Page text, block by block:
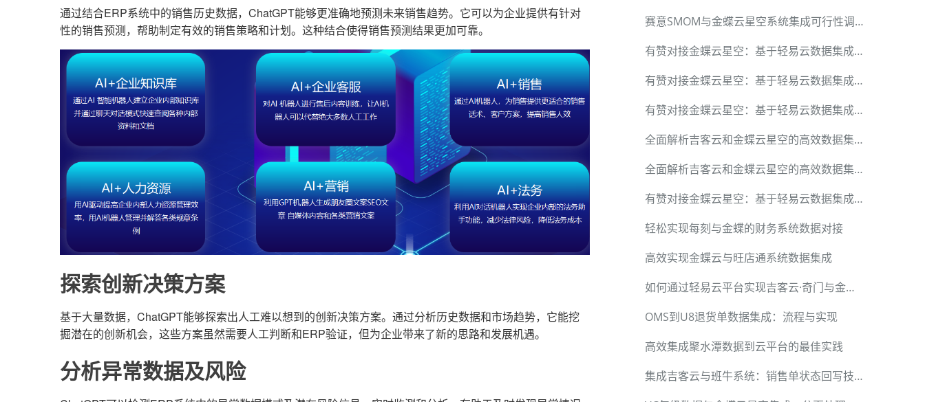
通过结合ERP系统中的销售历史数据，ChatGPT能够更准确地预测未来销售趋势。它可以为企业提供有针对
性的销售预测，帮助制定有效的销售策略和计划。这种结合使得销售预测结果更加可靠。
探索创新决策方案
基于大量数据，ChatGPT能够探索出人工难以想到的创新决策方案。通过分析历史数据和市场趋势，它能挖
掘潜在的创新机会，这些方案虽然需要人工判断和ERP验证，但为企业带来了新的思路和发展机遇。
分析异常数据及风险
赛意SMOM与金蝶云星空系统集成可行性调研报告
有赞对接金蝶云星空：基于轻易云数据集成平台的客户 / 商品 / 订单 / 退货 / 积分全链路技术实现
有赞对接金蝶云星空：基于轻易云数据集成平台的客户 / 商品 / 订单 / 退货 / 积分全链路技术实现
有赞对接金蝶云星空：基于轻易云数据集成平台的客户 / 商品 / 订单 / 退货 / 积分全链路技术实现
全面解析吉客云和金蝶云星空的高效数据集成方案
全面解析吉客云和金蝶云星空的高效数据集成方案
有赞对接金蝶云星空：基于轻易云数据集成平台的客户 / 商品 / 订单 / 退货 / 积分全链路技术实现
轻松实现每刻与金蝶的财务系统数据对接
高效实现金蝶云与旺店通系统数据集成
如何通过轻易云平台实现吉客云·奇门与金蝶云星空无缝集成
OMS到U8退货单数据集成：流程与实现
高效集成聚水潭数据到云平台的最佳实践
集成吉客云与班牛系统：销售单状态回写技术方案